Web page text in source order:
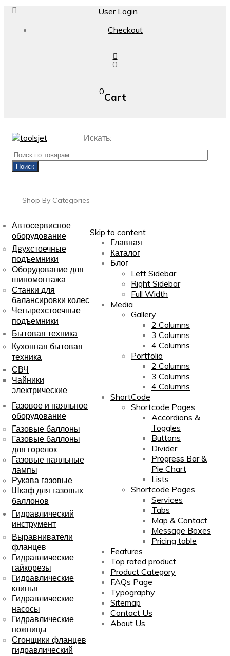
User Login
Checkout
0
0Cart
Искать:
Поиск
Shop By Categories
Skip to content
Главная
Каталог
Блог
Left Sidebar
Right Sidebar
Full Width
Media
Gallery
2 Columns
3 Columns
4 Columns
Portfolio
2 Columns
3 Columns
4 Columns
ShortCode
Shortcode Pages
Accordions &
Toggles
Buttons
Divider
Progress Bar &
Pie Chart
Lists
Shortcode Pages
Services
Tabs
Map & Contact
Message Boxes
Pricing table
Features
Top rated product
Product Category
FAQs Page
Typography
Sitemap
Contact Us
About Us
Автосервисное
оборудование
Двухстоечные
подъемники
Оборудование для
шиномонтажа
Станки для
балансировки колес
Четырехстоечные
подъемники
Бытовая техника
Кухонная бытовая
техника
СВЧ
Чайники
электрические
Газовое и паяльное
оборудование
Газовые баллоны
Газовые баллоны
для горелок
Газовые паяльные
лампы
Рукава газовые
Шкаф для газовых
баллонов
Гидравлический
инструмент
Выравниватели
фланцев
Гидравлические
гайкорезы
Гидравлические
клинья
Гидравлические
насосы
Гидравлические
ножницы
Сгонщики фланцев
гидравлический